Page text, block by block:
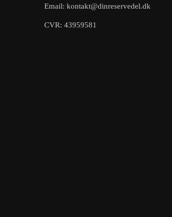
Email: kontakt@dinreservedel.dk
CVR: 43959581